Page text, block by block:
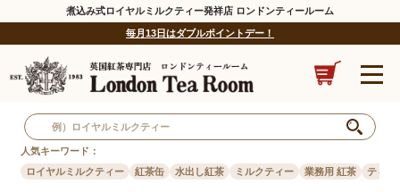
煮込み式ロイヤルミルクティー発祥店 ロンドンティールーム
毎月13日はダブルポイントデー！
人気キーワード：
ロイヤルミルクティー
紅茶缶 水出し紅茶 ミルクティー 業務用 紅茶 ティー